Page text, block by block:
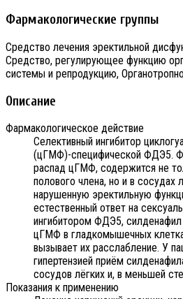
Фармакологические группы
Средство лечения эректильной
Средство, регулирующее функцию
системы и репродукцию,
Описание
Фармакологическое действие
Селективный ингибитор
(цГМФ)-специфической ФДЭ5.
распад цГМФ, содержится не
полового члена, но и в сосудах
нарушенную эректильную
естественный ответ на
ингибитором ФДЭ5,
цГМФ в гладкомышечных
вызывает их расслабление. У
гипертензией приём
сосудов лёгких и, в меньшей
Показания к применению